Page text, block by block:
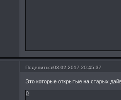
Поделиться03.02.2017 20:45:37
Это которые открытые на старых
0